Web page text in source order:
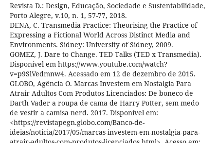
Revista D.: Design, Educação, Sociedade e Sustentabilidade,
Porto Alegre, v.10, n. 1, 57-77, 2018.
DENA, C. Transmedia Practice: Theorising the Practice of
Expressing a Fictional World Across Distinct Media and
Environments. Sidney: University of Sidney, 2009.
GOMEZ, J. Dare to Change. TED Talks (TED x Transmedia).
Disponível em https://www.youtube.com/watch?
v=p9SlVedmnw4. Acessado em 12 de dezembro de 2015.
GLOBO, Agência O. Marcas Investem em Nostalgia Para
Atrair Adultos Com Produtos Licenciados: De boneco de
Darth Vader a roupa de cama de Harry Potter, sem medo
de vestir a camisa nerd. 2017. Disponível em:
<https://revistapegn.globo.com/Banco-de-
ideias/noticia/2017/05/marcas-investem-em-nostalgia-para-